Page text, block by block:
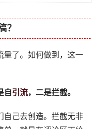
？
量了。如何做到，这一
自引流，二是拦截。
自己去创造。拦截无非